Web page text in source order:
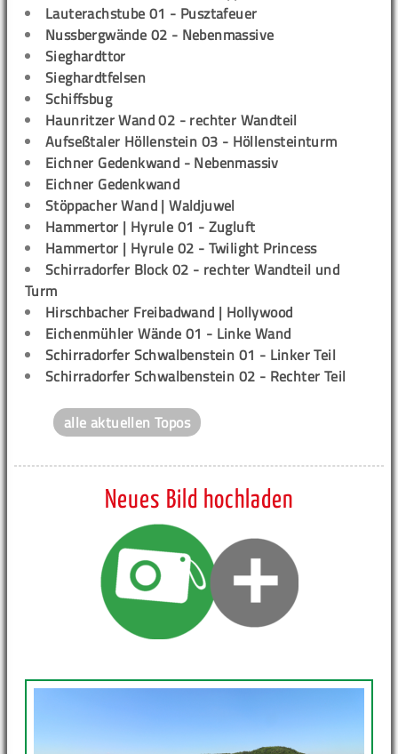
Lauterachstube 01 - Pusztafeuer
Nussbergwände 02 - Nebenmassive
Sieghardttor
Sieghardtfelsen
Schiffsbug
Haunritzer Wand 02 - rechter Wandteil
Aufseßtaler Höllenstein 03 - Höllensteinturm
Eichner Gedenkwand - Nebenmassiv
Eichner Gedenkwand
Stöppacher Wand | Waldjuwel
Hammertor | Hyrule 01 - Zugluft
Hammertor | Hyrule 02 - Twilight Princess
Schirradorfer Block 02 - rechter Wandteil und
Turm
Hirschbacher Freibadwand | Hollywood
Eichenmühler Wände 01 - Linke Wand
Schirradorfer Schwalbenstein 01 - Linker Teil
Schirradorfer Schwalbenstein 02 - Rechter Teil
alle aktuellen Topos
Neues Bild hochladen